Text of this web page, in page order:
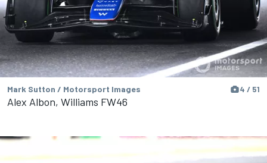
Mark Sutton / Motorsport Images 4 / 51
Alex Albon, Williams FW46